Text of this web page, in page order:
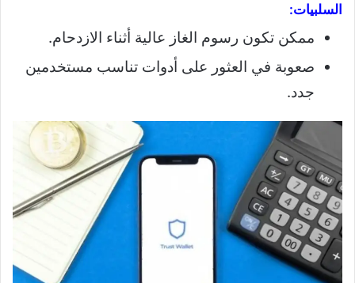
السلبيات:
ممكن تكون رسوم الغاز عالية أثناء الازدحام.
صعوبة في العثور على أدوات تناسب مستخدمين
جدد.